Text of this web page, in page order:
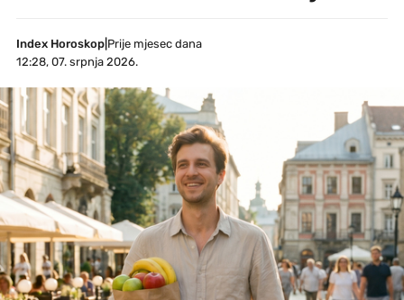
Index Horoskop
Prije mjesec dana
12:28, 07. srpnja 2026.